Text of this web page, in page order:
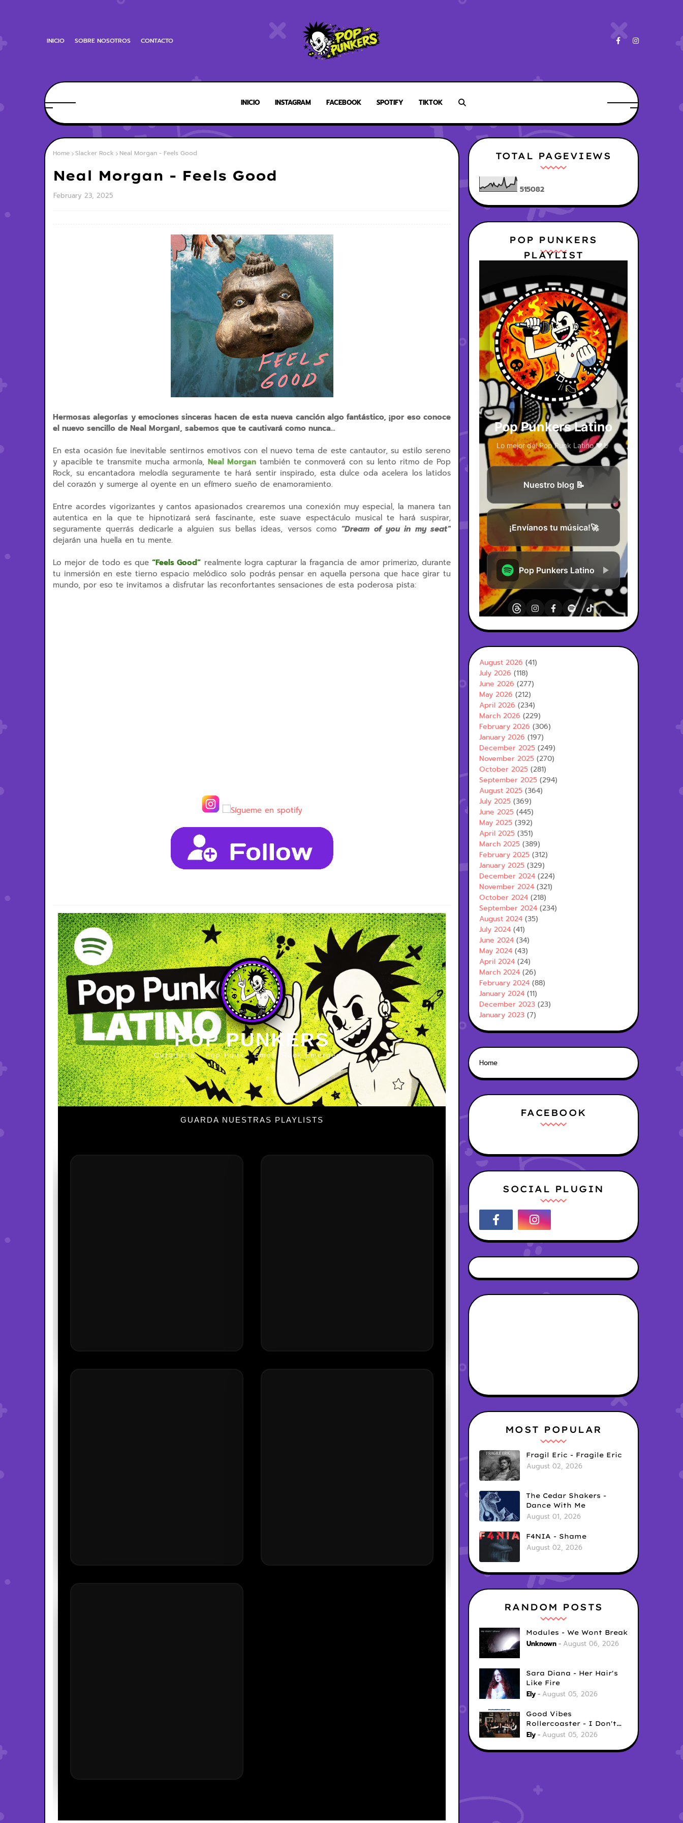
INICIO SOBRE NOSOTROS CONTACTO
INICIO INSTAGRAM FACEBOOK SPOTIFY TIKTOK
Home Slacker Rock Neal Morgan - Feels Good
Neal Morgan - Feels Good
February 23, 2025
Hermosas alegorías y emociones sinceras hacen de esta nueva canción algo fantástico, ¡por eso conoce
el nuevo sencillo de Neal Morgan!, sabemos que te cautivará como nunca...
En esta ocasión fue inevitable sentirnos emotivos con el nuevo tema de este cantautor, su estilo sereno
y apacible te transmite mucha armonía,Neal Morgan también te conmoverá con su lento ritmo de Pop
Rock, su encantadora melodía seguramente te hará sentir inspirado, esta dulce oda acelera los latidos
del corazón y sumerge al oyente en un efímero sueño de enamoramiento.
Entre acordes vigorizantes y cantos apasionados crearemos una conexión muy especial, la manera tan
autentica en la que te hipnotizará será fascinante, este suave espectáculo musical te hará suspirar,
seguramente querrás dedicarle a alguien sus bellas ideas, versos como “Dream of you in my seat”
dejarán una huella en tu mente.
Lo mejor de todo es que“Feels Good” realmente logra capturar la fragancia de amor primerizo, durante
tu inmersión en este tierno espacio melódico solo podrás pensar en aquella persona que hace girar tu
mundo, por eso te invitamos a disfrutar las reconfortantes sensaciones de esta poderosa pista:
POP PUNKERS
Curaduría · Pop Punk · Emo · Rock Emergente
GUARDA NUESTRAS PLAYLISTS
TOTAL PAGEVIEWS
515082
POP PUNKERS
PLAYLIST
August 2026 (41)
July 2026 (118)
June 2026 (277)
May 2026 (212)
April 2026 (234)
March 2026 (229)
February 2026 (306)
January 2026 (197)
December 2025 (249)
November 2025 (270)
October 2025 (281)
September 2025 (294)
August 2025 (364)
July 2025 (369)
June 2025 (445)
May 2025 (392)
April 2025 (351)
March 2025 (389)
February 2025 (312)
January 2025 (329)
December 2024 (224)
November 2024 (321)
October 2024 (218)
September 2024 (234)
August 2024 (35)
July 2024 (41)
June 2024 (34)
May 2024 (43)
April 2024 (24)
March 2024 (26)
February 2024 (88)
January 2024 (11)
December 2023 (23)
January 2023 (7)
Home
FACEBOOK
SOCIAL PLUGIN
MOST POPULAR
Fragil Eric - Fragile Eric
August 02, 2026
The Cedar Shakers -
Dance With Me
August 01, 2026
F4NIA - Shame
August 02, 2026
RANDOM POSTS
Modules - We Wont Break
Unknown August 06, 2026
Sara Diana - Her Hair's
Like Fire
Ely August 05, 2026
Good Vibes
Rollercoaster - I Don't
Care
Ely August 05, 2026